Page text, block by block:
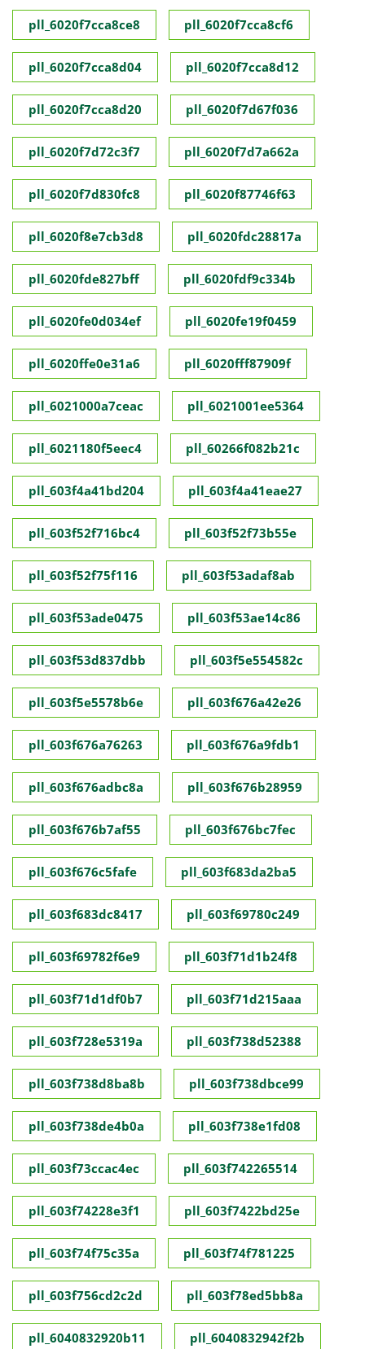
pll_6020f7cca8ce8 pll_6020f7cca8cf6
pll_6020f7cca8d04 pll_6020f7cca8d12
pll_6020f7cca8d20 pll_6020f7d67f036
pll_6020f7d72c3f7 pll_6020f7d7a662a
pll_6020f7d830fc8 pll_6020f87746f63
pll_6020f8e7cb3d8 pll_6020fdc28817a
pll_6020fde827bff pll_6020fdf9c334b
pll_6020fe0d034ef pll_6020fe19f0459
pll_6020ffe0e31a6 pll_6020fff87909f
pll_6021000a7ceac pll_6021001ee5364
pll_6021180f5eec4 pll_60266f082b21c
pll_603f4a41bd204 pll_603f4a41eae27
pll_603f52f716bc4 pll_603f52f73b55e
pll_603f52f75f116 pll_603f53adaf8ab
pll_603f53ade0475 pll_603f53ae14c86
pll_603f53d837dbb pll_603f5e554582c
pll_603f5e5578b6e pll_603f676a42e26
pll_603f676a76263 pll_603f676a9fdb1
pll_603f676adbc8a pll_603f676b28959
pll_603f676b7af55 pll_603f676bc7fec
pll_603f676c5fafe pll_603f683da2ba5
pll_603f683dc8417 pll_603f69780c249
pll_603f69782f6e9 pll_603f71d1b24f8
pll_603f71d1df0b7 pll_603f71d215aaa
pll_603f728e5319a pll_603f738d52388
pll_603f738d8ba8b pll_603f738dbce99
pll_603f738de4b0a pll_603f738e1fd08
pll_603f73ccac4ec pll_603f742265514
pll_603f74228e3f1 pll_603f7422bd25e
pll_603f74f75c35a pll_603f74f781225
pll_603f756cd2c2d pll_603f78ed5bb8a
pll_6040832920b11 pll_6040832942f2b